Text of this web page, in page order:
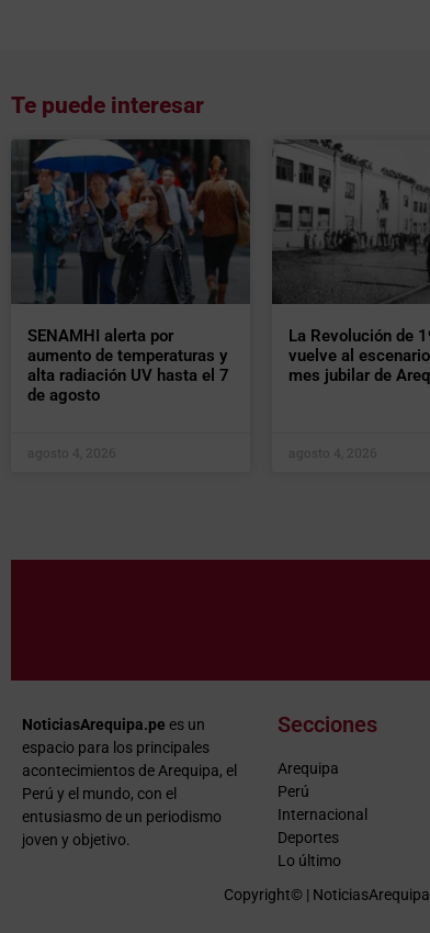
Te puede interesar
SENAMHI alerta por
aumento de temperaturas y
alta radiación UV hasta el 7
de agosto
agosto 4, 2026
La Revolución de
vuelve al escenario
mes jubilar de
agosto 4, 2026
NoticiasArequipa.pe es un
espacio para los principales
acontecimientos de Arequipa, el
Perú y el mundo, con el
entusiasmo de un periodismo
joven y objetivo.
Secciones
Arequipa
Perú
Internacional
Deportes
Lo último
Copyright© |